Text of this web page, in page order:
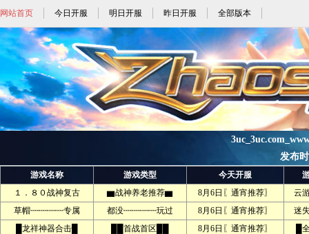
网站首页 今日开服 明日开服 昨日开服 全部版本
发布
游戏名称 游戏类型 今天开服
１．８０战神复古
▆战神养老推荐▆ 8月6日〖通宵推荐〗
云
草帽┉┉┉┉专属
都没┉┉┉┉玩过 8月6日〖通宵推荐〗
迷
█龙祥神器合击█
██首战首区██ 8月6日〖通宵推荐〗
█